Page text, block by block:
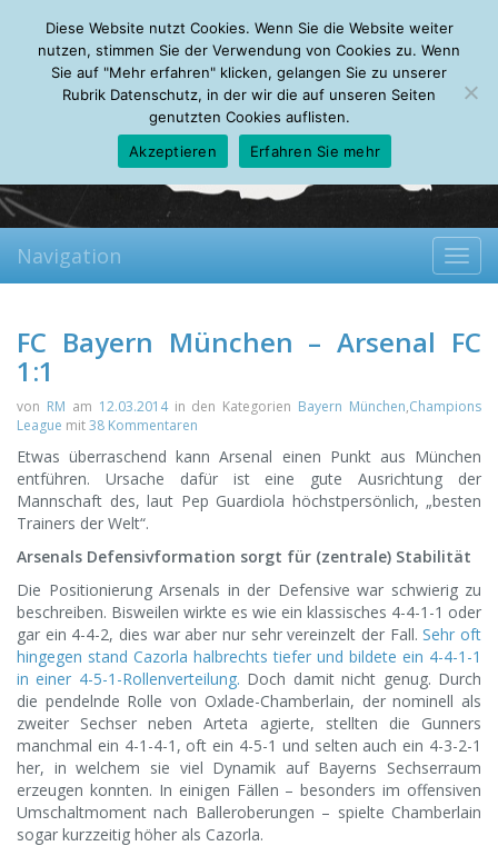
Thursday, 06.08.2026
Mein Account
About Autoren Leseempfehlungen FAQ
Navigation
FC Bayern München – Arsenal FC
1:1
von RM am 12.03.2014in den Kategorien Bayern München,Champions
League mit38 Kommentaren
Etwas überraschend kann Arsenal einen Punkt aus München
entführen. Ursache dafür ist eine gute Ausrichtung der
Mannschaft des, laut Pep Guardiola höchstpersönlich, „besten
Trainers der Welt“.
Arsenals Defensivformation sorgt für (zentrale) Stabilität
Die Positionierung Arsenals in der Defensive war schwierig zu
beschreiben. Bisweilen wirkte es wie ein klassisches 4-4-1-1 oder
gar ein 4-4-2, dies war aber nur sehr vereinzelt der Fall.Sehr oft
hingegen stand Cazorla halbrechts tiefer und bildete ein 4-4-1-1
in einer 4-5-1-Rollenverteilung. Doch damit nicht genug. Durch
die pendelnde Rolle von Oxlade-Chamberlain, der nominell als
zweiter Sechser neben Arteta agierte, stellten die Gunners
manchmal ein 4-1-4-1, oft ein 4-5-1 und selten auch ein 4-3-2-1
her, in welchem sie viel Dynamik auf Bayerns Sechserraum
erzeugen konnten. In einigen Fällen – besonders im offensiven
Umschaltmoment nach Balleroberungen – spielte Chamberlain
sogar kurzzeitig höher als Cazorla.
Diese Website nutzt Cookies. Wenn Sie die Website weiter
nutzen, stimmen Sie der Verwendung von Cookies zu. Wenn
Sie auf "Mehr erfahren" klicken, gelangen Sie zu unserer
Rubrik Datenschutz, in der wir die auf unseren Seiten
genutzten Cookies auflisten.
Akzeptieren
Erfahren Sie mehr